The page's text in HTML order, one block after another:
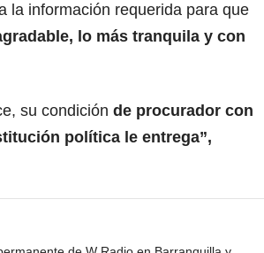
la información requerida para que
lo más tranquila y con
su condición de procurador con
política le entrega”,